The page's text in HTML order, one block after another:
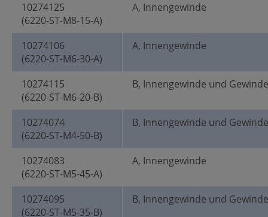
10274125
(6220-ST-M8-15-A)
A, Innengewinde
10274106
(6220-ST-M6-30-A)
A, Innengewinde
10274115
(6220-ST-M6-20-B)
B, Innengewinde und
10274074
(6220-ST-M4-50-B)
B, Innengewinde und
10274083
(6220-ST-M5-45-A)
A, Innengewinde
10274095
(6220-ST-M5-35-B)
B, Innengewinde und